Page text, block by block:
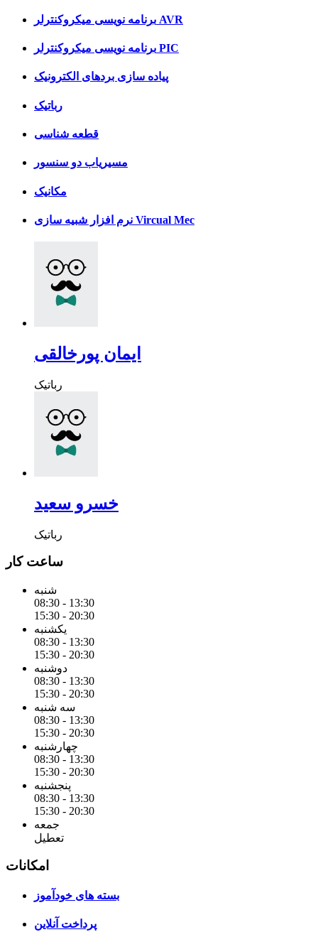
برنامه نویسی میکروکنترلر AVR
برنامه نویسی میکروکنترلر PIC
پیاده سازی بردهای الکترونیک
رباتیک
قطعه شناسی
مسیریاب دو سنسور
مکانیک
نرم افزار شبیه سازی Vircual Mec
ایمان پورخالقی
رباتیک
خسرو سعید
رباتیک
ساعت کار
شنبه
08:30 - 13:30
15:30 - 20:30
یکشنبه
08:30 - 13:30
15:30 - 20:30
دوشنبه
08:30 - 13:30
15:30 - 20:30
سه شنبه
08:30 - 13:30
15:30 - 20:30
چهارشنبه
08:30 - 13:30
15:30 - 20:30
پنجشنبه
08:30 - 13:30
15:30 - 20:30
جمعه
تعطیل
امکانات
بسته های خودآموز
پرداخت آنلاین